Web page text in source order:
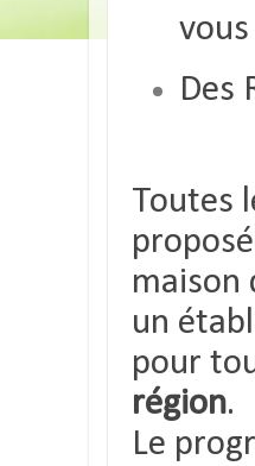
Des
Toutes
maison
un
pour
région.
Le